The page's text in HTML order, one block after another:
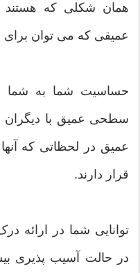
همان شکلی که هستند
عمیقی که می توان
حساسیت شما به شما
سطحی عمیق با دیگران
عمیق در لحظاتی که
قرار دارند.
توانایی شما در ارائه
در حالت آسیب پذیری